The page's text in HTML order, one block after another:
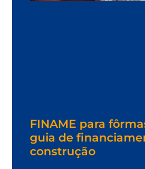
FINAME para
guia de
construção